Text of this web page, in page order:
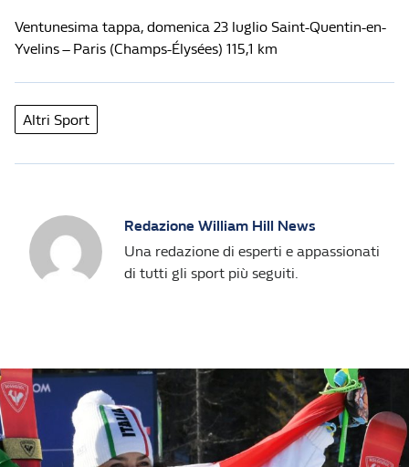
Ventunesima tappa, domenica 23 luglio Saint-Quentin-en-
Yvelins – Paris (Champs-Élysées) 115,1 km
Altri Sport
Redazione William Hill News
Una redazione di esperti e appassionati
di tutti gli sport più seguiti.